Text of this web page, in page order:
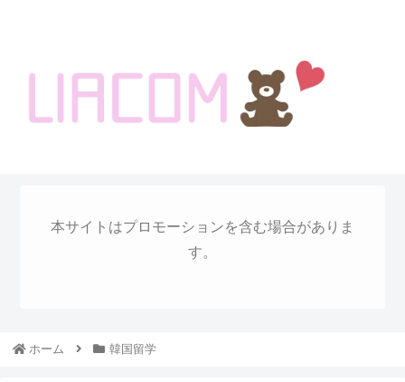
本サイトはプロモーションを含む場合がありま
す。
ホーム 韓国留学